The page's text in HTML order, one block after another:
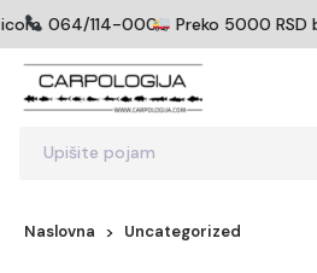
064/114-0005Preko 5000 RSD
Upišite pojam
Naslovna Uncategorized